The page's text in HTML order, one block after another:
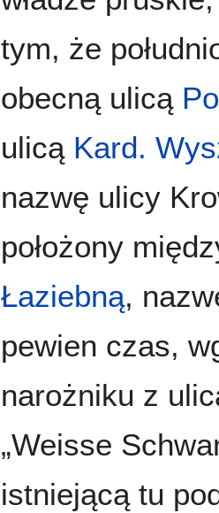
tym, że
obecną ulicą
ulicą Kard.
nazwę ulicy
położony
Łaziebną,
pewien czas,
narożniku z
„Weisse
istniejącą tu